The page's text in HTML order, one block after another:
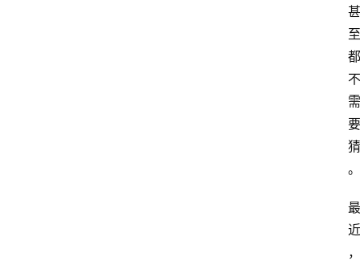
甚
至
都
不
需
要
猜
。
最
近
，